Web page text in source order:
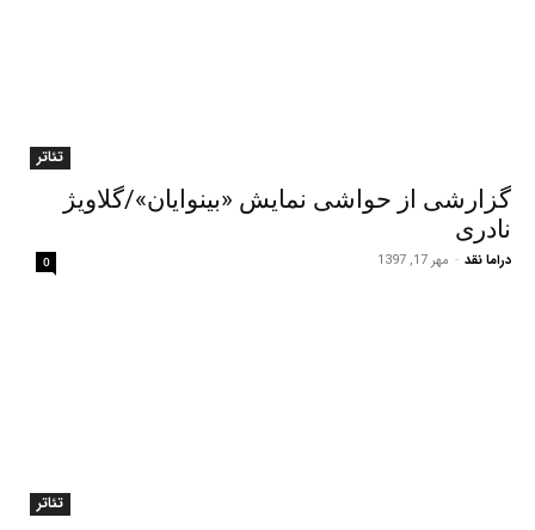
تئاتر
گزارشی از حواشی نمایش «بینوایان»/گلاویژ
نادری
دراما نقد - مهر 17, 1397 0
تئاتر